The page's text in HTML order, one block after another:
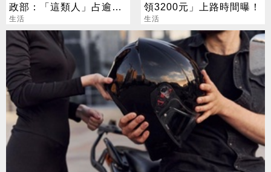
政部：「這類人」占逾6
成
生活
領3200元」上路時間曝！
生活